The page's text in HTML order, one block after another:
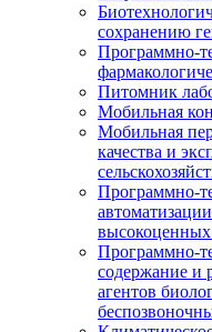
сохранению
Программно-
Питомник
Мобильная
Мобильная
качества и
Программно-
высокоценных
Программно-
содержание и
агентов